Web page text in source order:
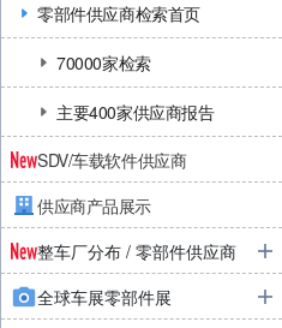
零部件供应商检索首页
70000家检索
主要400家供应商报告
SDV/车载软件供应商
供应商产品展示
整车厂分布 / 零部件供应商
全球车展零部件展